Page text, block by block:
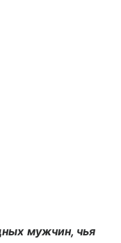
мужчин, чья